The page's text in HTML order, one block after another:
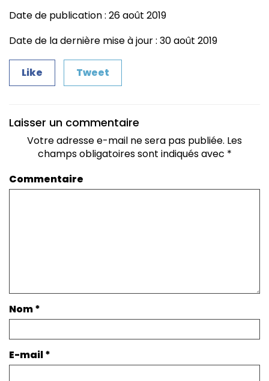
Date de publication : 26 août 2019
Date de la dernière mise à jour : 30 août 2019
Like Tweet
Laisser un commentaire
Votre adresse e-mail ne sera pas publiée. Les
champs obligatoires sont indiqués avec *
Commentaire
Nom*
E-mail*